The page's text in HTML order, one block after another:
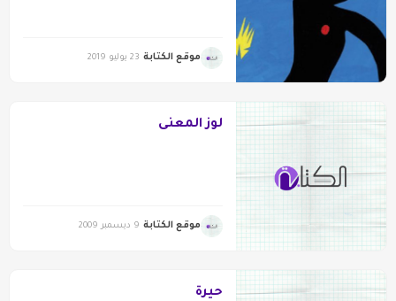
موقع الكتابة 23 يوليو 2019
لوز المعنى
موقع الكتابة 9 ديسمبر 2009
حيرة